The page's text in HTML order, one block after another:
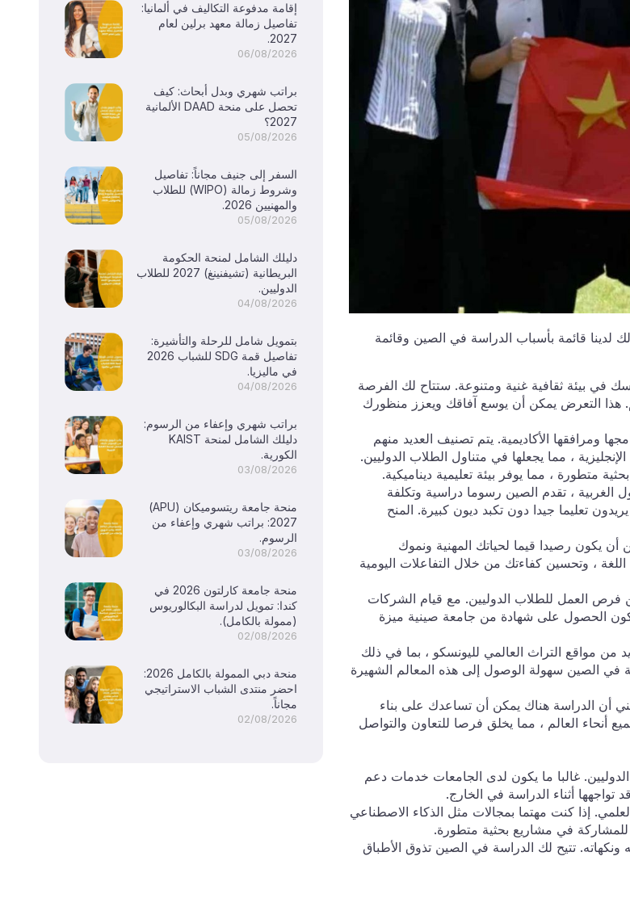
لدينا قائمة بأسباب الدراسة في الصين وقائمة
في بيئة ثقافية غنية ومتنوعة. ستتاح لك الفرصة
هذا التعرض يمكن أن يوسع آفاقك ويعزز منظورك
ومرافقها الأكاديمية. يتم تصنيف العديد منهم
، مما يجعلها في متناول الطلاب الدوليين.
متطورة ، مما يوفر بيئة تعليمية ديناميكية.
الغربية ، تقدم الصين رسوما دراسية وتكلفة
تعليما جيدا دون تكبد ديون كبيرة. المنح
أن يكون رصيدا قيما لحياتك المهنية ونموك
، وتحسين كفاءتك من خلال التفاعلات اليومية
فرص العمل للطلاب الدوليين. مع قيام الشركات
الحصول على شهادة من جامعة صينية ميزة
من مواقع التراث العالمي لليونسكو ، بما في ذلك
الصين سهولة الوصول إلى هذه المعالم الشهيرة
أن الدراسة هناك يمكن أن تساعدك على بناء
أنحاء العالم ، مما يخلق فرصا للتعاون والتواصل
غالبا ما يكون لدى الجامعات خدمات دعم
أثناء الدراسة في الخارج.
إذا كنت مهتما بمجالات مثل الذكاء الاصطناعي
للمشاركة في مشاريع بحثية متطورة.
ونكهاته. تتيح لك الدراسة في الصين تذوق الأطباق
إقامة مدفوعة التكاليف في ألمانيا:
تفاصيل زمالة معهد برلين لعام
2027.
06/08/2026
براتب شهري وبدل أبحاث: كيف
تحصل على منحة DAAD الألمانية
2027؟
05/08/2026
السفر إلى جنيف مجاناً: تفاصيل
وشروط زمالة (WIPO) للطلاب
والمهنيين 2026.
05/08/2026
دليلك الشامل لمنحة الحكومة
البريطانية (تشيفنينغ) 2027 للطلاب
الدوليين.
04/08/2026
بتمويل شامل للرحلة والتأشيرة:
تفاصيل قمة SDG للشباب 2026
في ماليزيا.
04/08/2026
براتب شهري وإعفاء من الرسوم:
دليلك الشامل لمنحة KAIST
الكورية.
03/08/2026
منحة جامعة ريتسوميكان (APU)
2027: براتب شهري وإعفاء من
الرسوم.
03/08/2026
منحة جامعة كارلتون 2026 في
كندا: تمويل لدراسة البكالوريوس
(ممولة بالكامل).
02/08/2026
منحة دبي الممولة بالكامل 2026:
احضر منتدى الشباب الاستراتيجي
مجاناً.
02/08/2026